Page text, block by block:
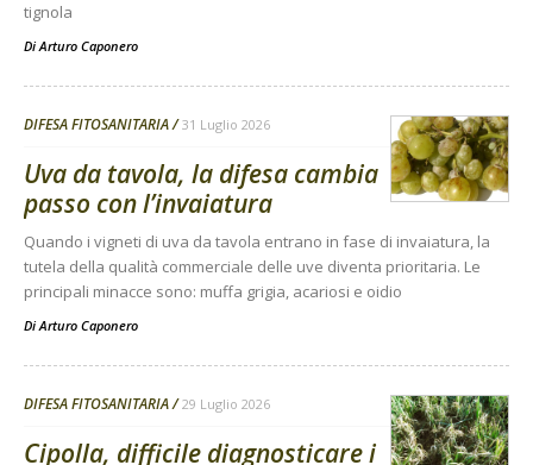
tignola
DiArturo Caponero
DIFESA FITOSANITARIA 31 Luglio 2026
Uva da tavola, la difesa cambia
passo con l’invaiatura
Quando i vigneti di uva da tavola entrano in fase di invaiatura, la
tutela della qualità commerciale delle uve diventa prioritaria. Le
principali minacce sono: muffa grigia, acariosi e oidio
DiArturo Caponero
DIFESA FITOSANITARIA 29 Luglio 2026
Cipolla, difficile diagnosticare i